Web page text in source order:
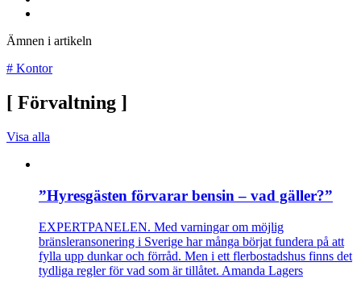
Ämnen i artikeln
# Kontor
[ Förvaltning ]
Visa alla
”Hyresgästen förvarar bensin – vad gäller?”
EXPERTPANELEN. Med varningar om möjlig
bränsleransonering i Sverige har många börjat fundera på att
fylla upp dunkar och förråd. Men i ett flerbostadshus finns det
tydliga regler för vad som är tillåtet. Amanda Lagers